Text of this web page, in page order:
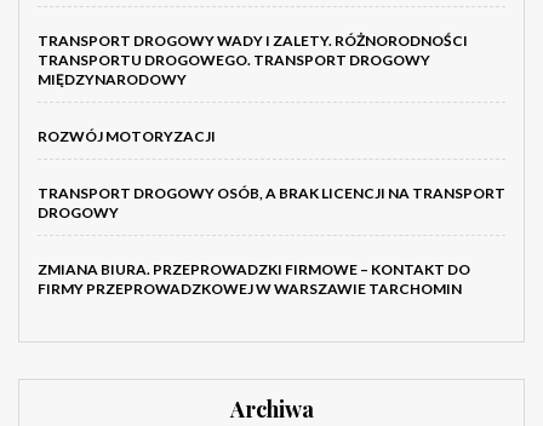
TRANSPORT DROGOWY WADY I ZALETY. RÓŻNORODNOŚCI
TRANSPORTU DROGOWEGO. TRANSPORT DROGOWY
MIĘDZYNARODOWY
ROZWÓJ MOTORYZACJI
TRANSPORT DROGOWY OSÓB, A BRAK LICENCJI NA TRANSPORT
DROGOWY
ZMIANA BIURA. PRZEPROWADZKI FIRMOWE – KONTAKT DO
FIRMY PRZEPROWADZKOWEJ W WARSZAWIE TARCHOMIN
Archiwa